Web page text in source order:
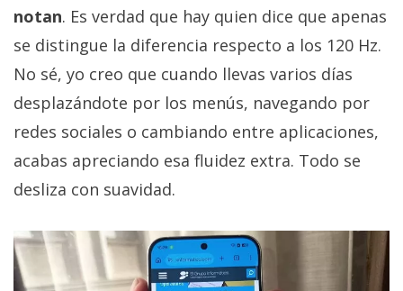
notan. Es verdad que hay quien dice que apenas
se distingue la diferencia respecto a los 120 Hz.
No sé, yo creo que cuando llevas varios días
desplazándote por los menús, navegando por
redes sociales o cambiando entre aplicaciones,
acabas apreciando esa fluidez extra. Todo se
desliza con suavidad.